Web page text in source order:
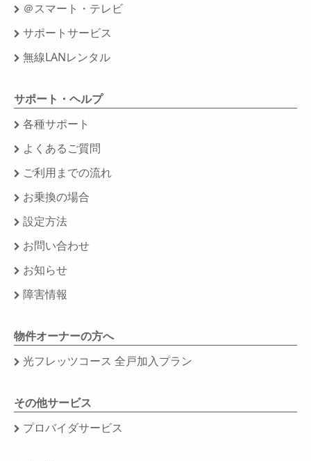
＠スマート・テレビ
サポートサービス
無線LANレンタル
サポート・ヘルプ
各種サポート
よくあるご質問
ご利用までの流れ
お乗換の場合
設定方法
お問い合わせ
お知らせ
障害情報
物件オーナーの方へ
光フレッツコース 全戸加入プラン
その他サービス
プロバイダサービス